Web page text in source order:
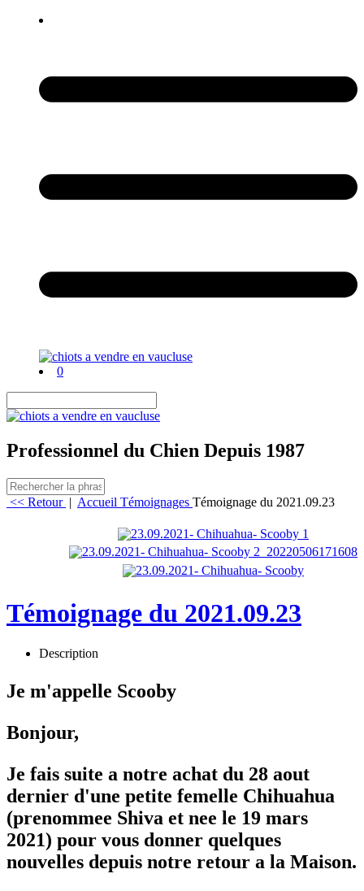
0
Professionnel du Chien Depuis 1987
<< Retour | Accueil Témoignages Témoignage du 2021.09.23
Témoignage du 2021.09.23
Description
Je m'appelle Scooby
Bonjour,
Je fais suite a notre achat du 28 aout
dernier d'une petite femelle Chihuahua
(prenommee Shiva et nee le 19 mars
2021) pour vous donner quelques
nouvelles depuis notre retour a la Maison.